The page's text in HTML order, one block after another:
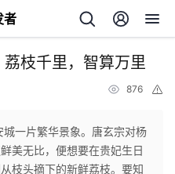
者
荔枝千里，智算万里
876
城一片繁华景象。唐玄宗对杨
美无比，便想要在贵妃生日
枝头摘下的新鲜荔枝。要知